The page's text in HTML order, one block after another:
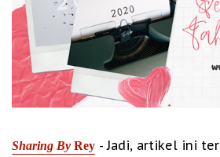
Sharing By Rey - Jadi, artikel ini